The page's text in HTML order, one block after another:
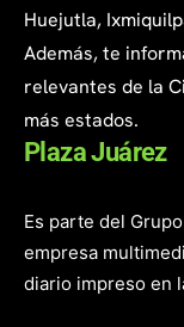
Huejutla,
Además, te
relevantes de la
más estados.
Plaza Juárez
Es parte del
empresa
diario impreso en